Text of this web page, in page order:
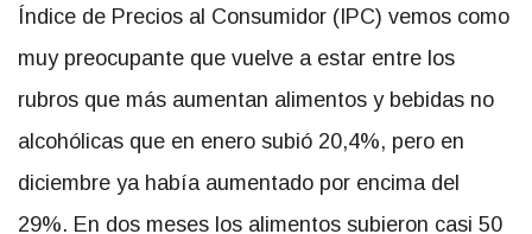
Índice de Precios al Consumidor (IPC) vemos como
muy preocupante que vuelve a estar entre los
rubros que más aumentan alimentos y bebidas no
alcohólicas que en enero subió 20,4%, pero en
diciembre ya había aumentado por encima del
29%. En dos meses los alimentos subieron casi 50